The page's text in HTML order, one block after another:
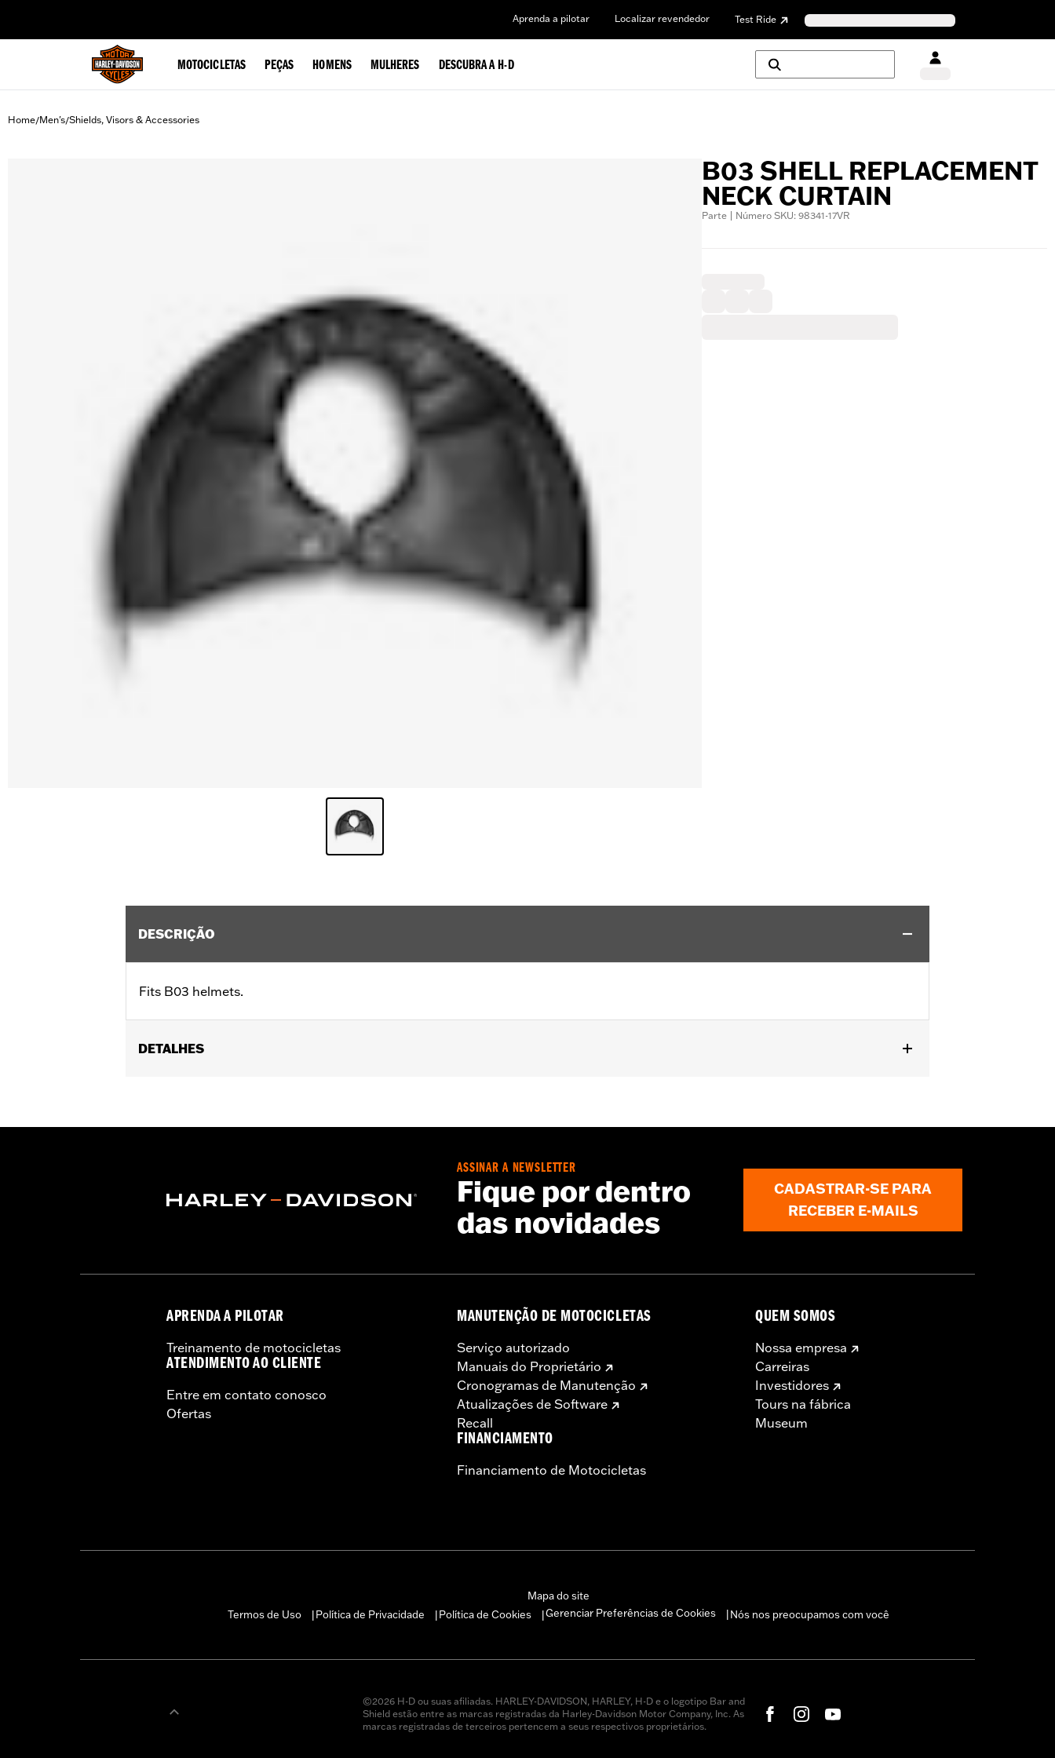
Aprenda a pilotar Localizar revendedor Test Ride
MOTOCICLETAS PEÇAS HOMENS MULHERES DESCUBRA A H-D
Home/Men's/Shields, Visors & Accessories
B03 SHELL REPLACEMENT
NECK CURTAIN
Parte | Número SKU: 98341-17VR
DESCRIÇÃO
Fits B03 helmets.
DETALHES
WARRANTY:90 day limited warranty – Go towww.h-d.com/warrantyfor full details
ASSINAR A NEWSLETTER
Fique por dentro
das novidades
CADASTRAR-SE PARA
RECEBER E-MAILS
APRENDA A PILOTAR
Treinamento de motocicletas
ATENDIMENTO AO CLIENTE
Entre em contato conosco
Ofertas
MANUTENÇÃO DE MOTOCICLETAS
Serviço autorizado
Manuais do Proprietário
Cronogramas de Manutenção
Atualizações de Software
Recall
FINANCIAMENTO
Financiamento de Motocicletas
QUEM SOMOS
Nossa empresa
Carreiras
Investidores
Tours na fábrica
Museum
Mapa do site
Termos de Uso
Política de Privacidade Política de Cookies Gerenciar Preferências de Cookies Nós nos preocupamos com você
©2026 H-D ou suas afiliadas. HARLEY-DAVIDSON, HARLEY, H-D e o logotipo Bar and
Shield estão entre as marcas registradas da Harley-Davidson Motor Company, Inc. As
marcas registradas de terceiros pertencem a seus respectivos proprietários.